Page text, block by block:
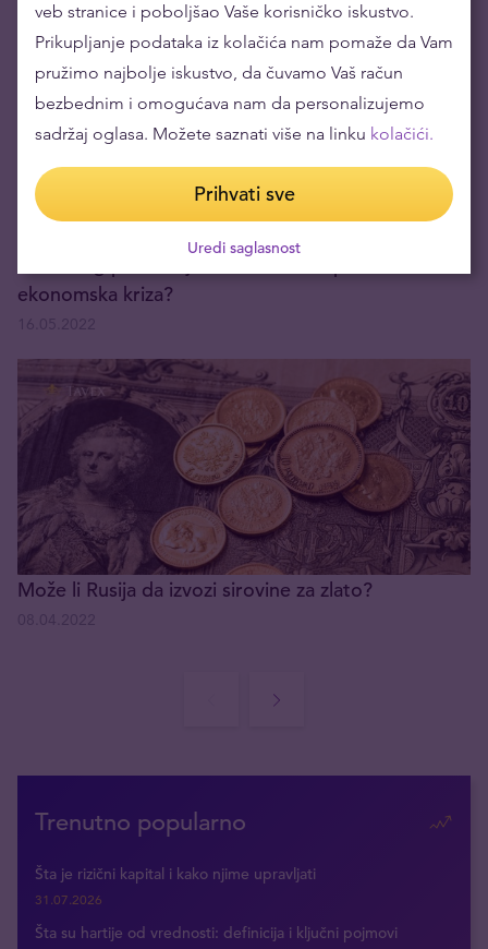
Da li zbog povećanja kamate u Evropu dolazi
ekonomska kriza?
Može li Rusija da izvozi sirovine za zlato?
Trenutno popularno
Šta je rizični kapital i kako njime upravljati
31.07.2026
Šta su hartije od vrednosti: definicija i ključni pojmovi
veb stranice i poboljšao Vaše korisničko iskustvo.
Prikupljanje podataka iz kolačića nam pomaže da Vam
pružimo najbolje iskustvo, da čuvamo Vaš račun
bezbednim i omogućava nam da personalizujemo
sadržaj oglasa. Možete saznati više na linku kolačići.
Prihvati sve
Uredi saglasnost